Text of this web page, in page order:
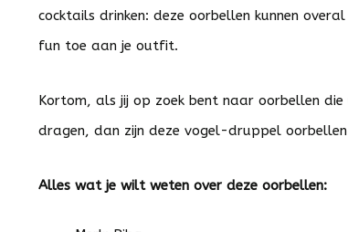
cocktails drinken: deze oorbellen kunnen
fun toe aan je outfit.
Kortom, als jij op zoek bent naar oorbellen
dragen, dan zijn deze vogel-druppel
Alles wat je wilt weten over deze oorbellen: